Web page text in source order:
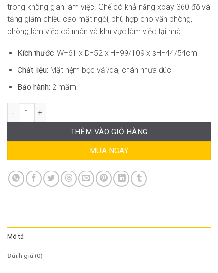
trong không gian làm việc. Ghế có khả năng xoay 360 độ và
tăng giảm chiều cao mặt ngồi, phù hợp cho văn phòng,
phòng làm việc cá nhân và khu vực làm việc tại nhà.
Kích thước: W=61 x D=52 x H=99/109 x sH=44/54cm
Chất liệu: Mặt nệm bọc vải/da, chân nhựa đúc
Bảo hành: 2 măm
Ghế Văn Phòng Sang Trọng RPB-GVP111 số lượng
THÊM VÀO GIỎ HÀNG
MUA NGAY
Mô tả
Đánh giá (0)